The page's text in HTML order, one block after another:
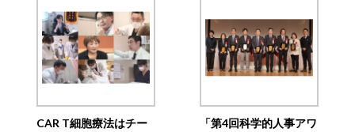
CAR T細胞療法はチー
「第4回科学的人事アワ